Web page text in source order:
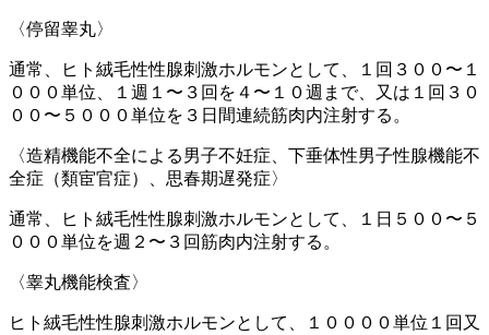
〈停留睾丸〉
通常、ヒト絨毛性性腺刺激ホルモンとして、１回３００〜１
０００単位、１週１〜３回を４〜１０週まで、又は１回３０
００〜５０００単位を３日間連続筋肉内注射する。
〈造精機能不全による男子不妊症、下垂体性男子性腺機能不
全症（類宦官症）、思春期遅発症〉
通常、ヒト絨毛性性腺刺激ホルモンとして、１日５００〜５
０００単位を週２〜３回筋肉内注射する。
〈睾丸機能検査〉
ヒト絨毛性性腺刺激ホルモンとして、１００００単位１回又